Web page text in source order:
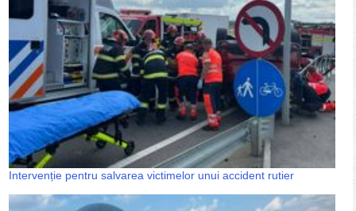
Intervenție pentru salvarea victimelor unui accident rutier